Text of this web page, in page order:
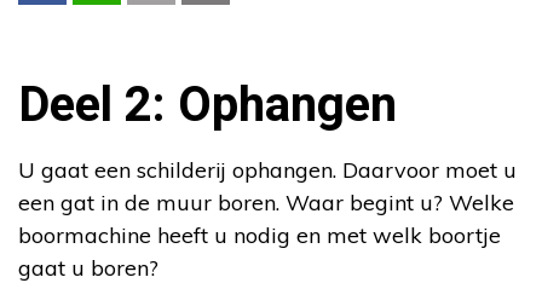
Deel 2: Ophangen
U gaat een schilderij ophangen. Daarvoor moet u
een gat in de muur boren. Waar begint u? Welke
boormachine heeft u nodig en met welk boortje
gaat u boren?